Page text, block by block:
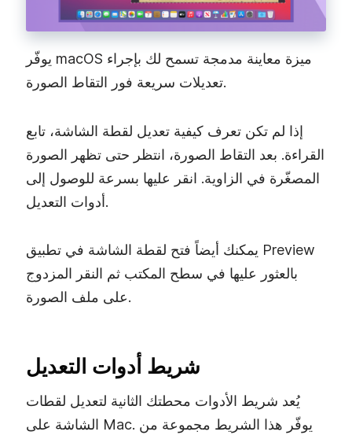
يوفّر macOS ميزة معاينة مدمجة تسمح لك بإجراء
تعديلات سريعة فور التقاط الصورة.
إذا لم تكن تعرف كيفية تعديل لقطة الشاشة، تابع
القراءة. بعد التقاط الصورة، انتظر حتى تظهر الصورة
المصغّرة في الزاوية. انقر عليها بسرعة للوصول إلى
أدوات التعديل.
يمكنك أيضاً فتح لقطة الشاشة في تطبيق Preview
بالعثور عليها في سطح المكتب ثم النقر المزدوج
على ملف الصورة.
شريط أدوات التعديل
يُعد شريط الأدوات محطتك الثانية لتعديل لقطات
الشاشة على Mac. يوفّر هذا الشريط مجموعة من